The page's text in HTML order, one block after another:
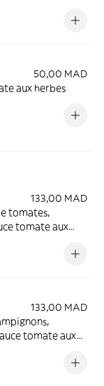
50,00 MAD
aux herbes
133,00 MAD
tomates,
tomate aux
133,00 MAD
tomate aux